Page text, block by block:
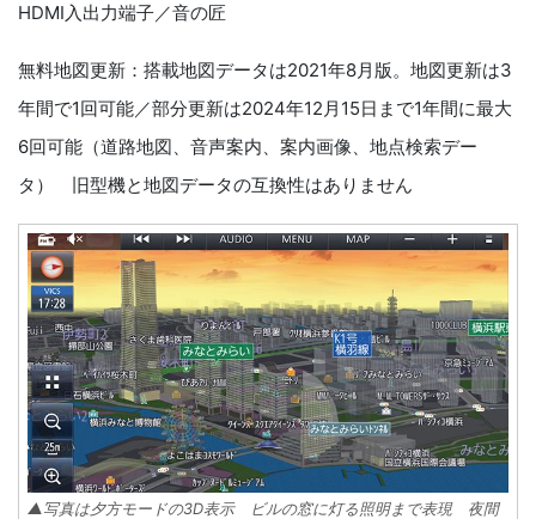
HDMI入出力端子／音の匠
無料地図更新：搭載地図データは2021年8月版。地図更新は3
年間で1回可能／部分更新は2024年12月15日まで1年間に最大
6回可能（道路地図、音声案内、案内画像、地点検索デー
タ） 旧型機と地図データの互換性はありません
▲写真は夕方モードの3D表示 ビルの窓に灯る照明まで表現 夜間